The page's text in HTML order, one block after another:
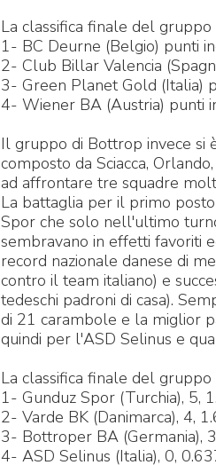
La classifica finale del gruppo
1- BC Deurne (Belgio) punti
2- Club Billar Valencia
3- Green Planet Gold (Italia)
4- Wiener BA (Austria) punti
Il gruppo di Bottrop invece si
composto da Sciacca,
ad affrontare tre squadre
La battaglia per il primo
Spor che solo nell'ultimo
sembravano in effetti favoriti
record nazionale danese di
contro il team italiano) e
tedeschi padroni di casa).
di 21 carambole e la miglior
quindi per l'ASD Selinus e
La classifica finale del
1- Gunduz Spor (Turchia), 5,
2- Varde BK (Danimarca), 4,
3- Bottroper BA (Germania),
4- ASD Selinus (Italia), 0,